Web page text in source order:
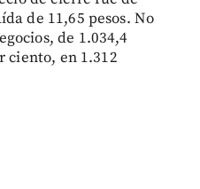
de 11,65 pesos. No
de 1.034,4
ciento, en 1.312